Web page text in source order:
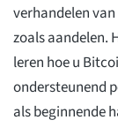
verhandelen
zoals aandelen.
leren hoe u
ondersteunend
als beginnende